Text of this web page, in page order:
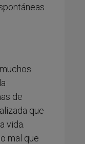
de
que
vida.
mal que